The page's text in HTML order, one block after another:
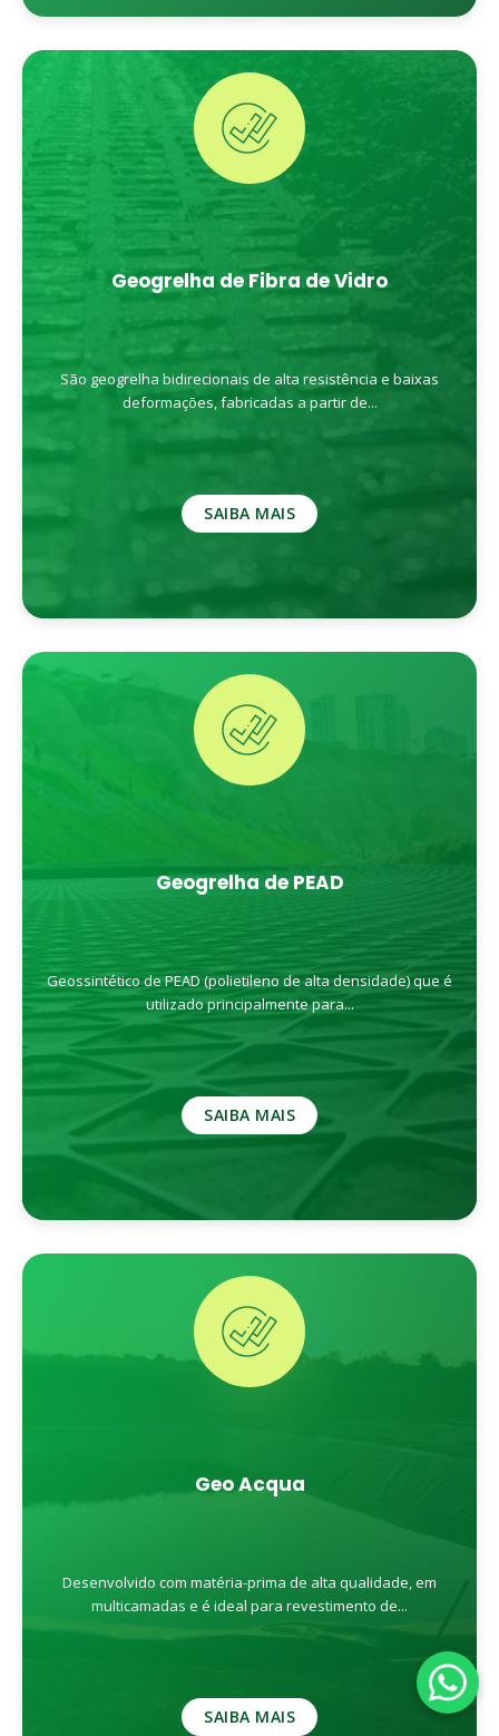
Geogrelha de Fibra de Vidro
São geogrelha bidirecionais de alta resistência e baixas
deformações, fabricadas a partir de...
SAIBA MAIS
Geogrelha de PEAD
Geossintético de PEAD (polietileno de alta densidade) que é
utilizado principalmente para...
SAIBA MAIS
Geo Acqua
Desenvolvido com matéria-prima de alta qualidade, em
multicamadas e é ideal para revestimento de...
SAIBA MAIS